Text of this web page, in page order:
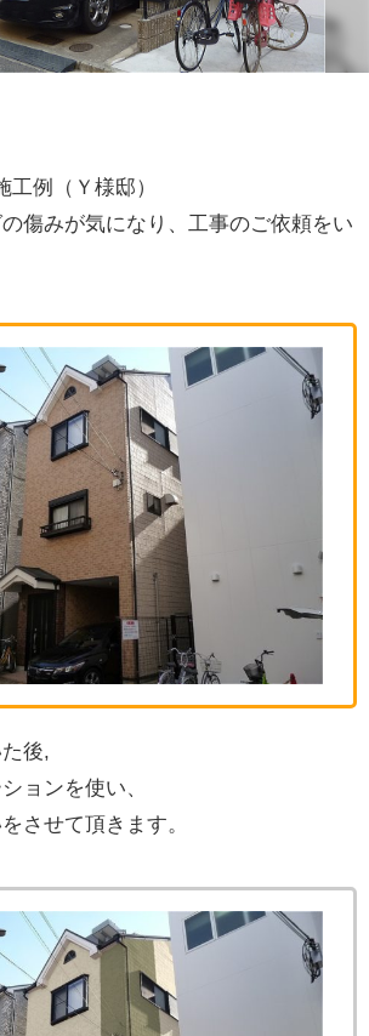
工例（Ｙ様邸）
傷みが気になり、工事のご依頼をい
後,
ョンを使い、
させて頂きます。